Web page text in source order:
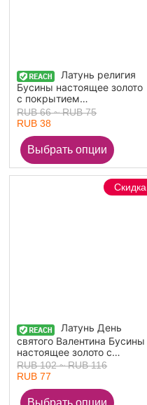
Латунь религия
Бусины настоящее золото
с покрытием
Разноцветный Звезда
Злой Глаз С Эмалью
Отверстие: Примерно
2.5x1мм, 2 ШТ
RUB 66 ~ RUB 75
RUB 38
Латунь День
святого Валентина Бусины
настоящее золото с
покрытием Разноцветный
Сердце Злой Глаз С
11мм, Отверстие:
Скидка
RUB 102 ~ RUB 116
RUB 77